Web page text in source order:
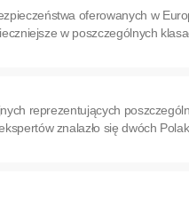
oferowanych w
w poszczególnych
reprezentujących
znalazło się dwóch